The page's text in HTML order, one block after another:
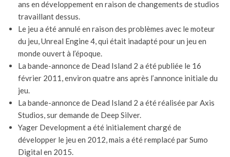
ans en développement en raison de changements de studios
travaillant dessus.
Le jeu a été annulé en raison des problèmes avec le moteur
du jeu, Unreal Engine 4, qui était inadapté pour un jeu en
monde ouvert à l’époque.
La bande-annonce de Dead Island 2 a été publiée le 16
février 2011, environ quatre ans après l’annonce initiale du
jeu.
La bande-annonce de Dead Island 2 a été réalisée par Axis
Studios, sur demande de Deep Silver.
Yager Development a été initialement chargé de
développer le jeu en 2012, mais a été remplacé par Sumo
Digital en 2015.